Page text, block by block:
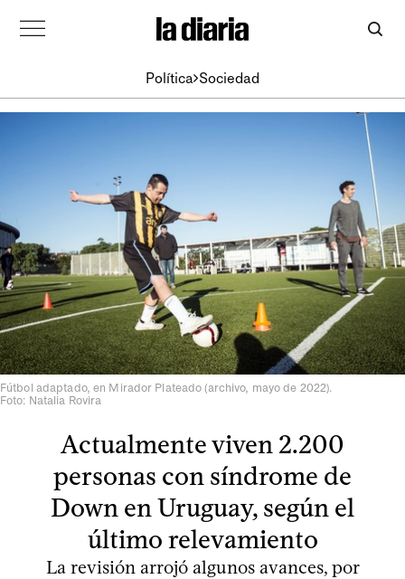
Política Sociedad
Fútbol adaptado, en Mirador Plateado (archivo, mayo de 2022).
Foto: Natalia Rovira
Actualmente viven 2.200
personas con síndrome de
Down en Uruguay, según el
último relevamiento
La revisión arrojó algunos avances, por